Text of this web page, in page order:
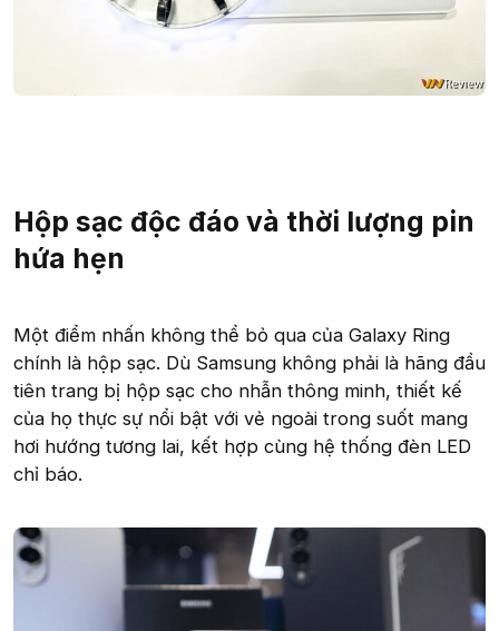
Hộp sạc độc đáo và thời lượng pin
hứa hẹn
Một điểm nhấn không thể bỏ qua của Galaxy Ring
chính là hộp sạc. Dù Samsung không phải là hãng đầu
tiên trang bị hộp sạc cho nhẫn thông minh, thiết kế
của họ thực sự nổi bật với vẻ ngoài trong suốt mang
hơi hướng tương lai, kết hợp cùng hệ thống đèn LED
chỉ báo.